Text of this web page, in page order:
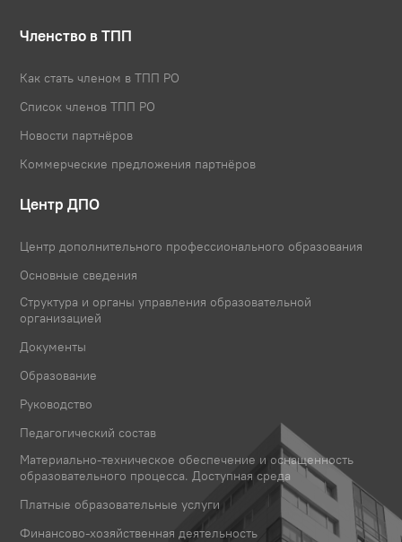
Членство в ТПП
Как стать членом в ТПП РО
Список членов ТПП РО
Новости партнёров
Коммерческие предложения партнёров
Центр ДПО
Центр дополнительного профессионального образования
Основные сведения
Структура и органы управления образовательной
организацией
Документы
Образование
Руководство
Педагогический состав
Материально-техническое обеспечение и оснащенность
образовательного процесса. Доступная среда
Платные образовательные услуги
Финансово-хозяйственная деятельность